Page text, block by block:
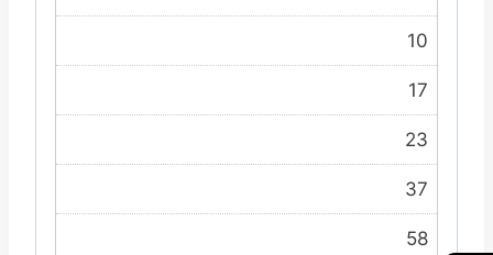
10
17
23
37
58